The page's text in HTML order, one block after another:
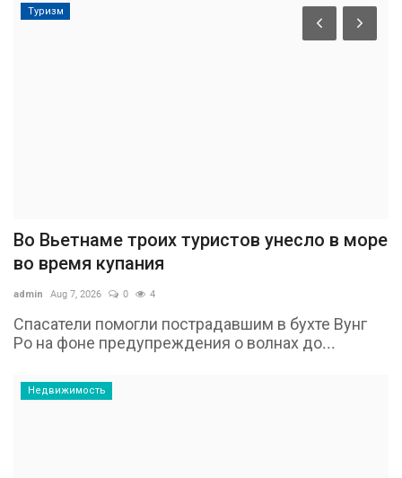
Туризм
Во Вьетнаме троих туристов унесло в море
во время купания
admin Aug 7, 2026 0 4
Спасатели помогли пострадавшим в бухте Вунг
Ро на фоне предупреждения о волнах до...
Недвижимость